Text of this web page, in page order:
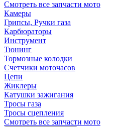
Смотреть все запчасти мото
Камеры
Грипсы, Ручки газа
Карбюраторы
Инструмент
Тюнинг
Тормозные колодки
Счетчики моточасов
Цепи
Жиклеры
Катушки зажигания
Тросы газа
Тросы сцепления
Смотреть все запчасти мото